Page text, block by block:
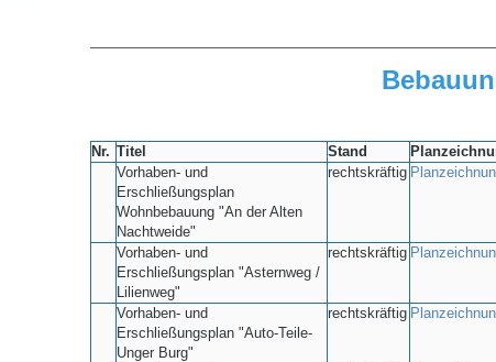
Nr. Titel Stand
Vorhaben- und
Erschließungsplan
Wohnbebauung "An der Alten
Nachtweide"
rechtskräftig
Vorhaben- und
Erschließungsplan "Asternweg /
Lilienweg"
rechtskräftig
Vorhaben- und
Erschließungsplan "Auto-Teile-
Unger Burg"
rechtskräftig